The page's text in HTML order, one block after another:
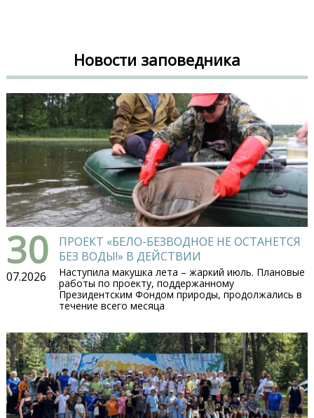
Новости заповедника
30
07.2026
ПРОЕКТ «БЕЛО-БЕЗВОДНОЕ НЕ ОСТАНЕТСЯ
БЕЗ ВОДЫ!» В ДЕЙСТВИИ
Наступила макушка лета – жаркий июль. Плановые
работы по проекту, поддержанному
Президентским Фондом природы, продолжались в
течение всего месяца